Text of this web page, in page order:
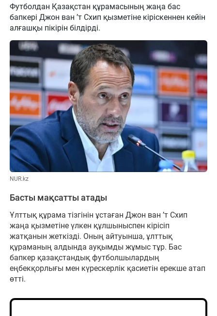
Футболдан Қазақстан құрамасының жаңа бас
бапкері Джон ван ’т Схип қызметіне кіріскеннен кейін
алғашқы пікірін білдірді.
NUR.kz
Басты мақсатты атады
Ұлттық құрама тізгінін ұстаған Джон ван ’т Схип
жаңа қызметіне үлкен құлшыныспен кірісіп
жатқанын жеткізді. Оның айтуынша, ұлттық
құраманың алдында ауқымды жұмыс тұр. Бас
бапкер қазақстандық футболшылардың
еңбекқорлығы мен күрескерлік қасиетін ерекше атап
өтті.